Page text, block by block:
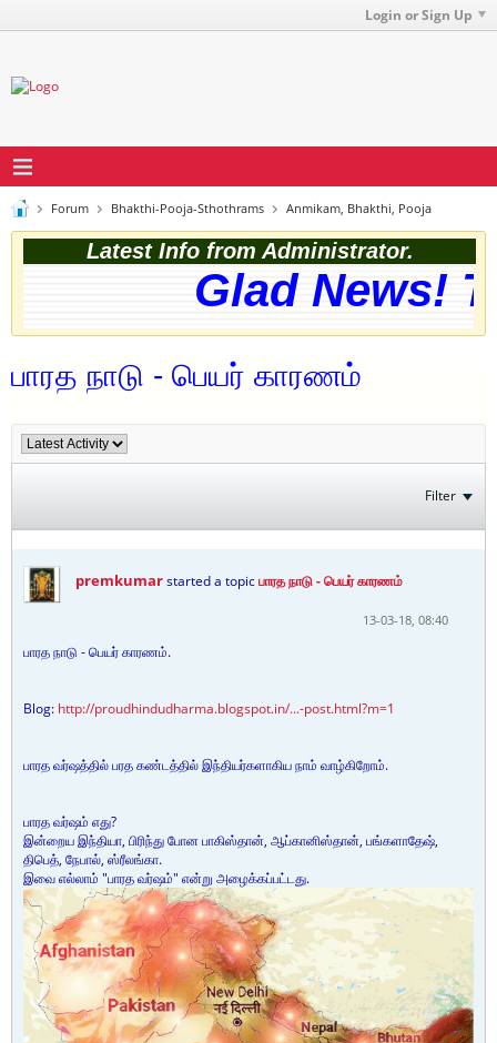
Login or Sign Up
Forum Bhakthi-Pooja-Sthothrams Anmikam, Bhakthi, Pooja
Latest Info from Administrator.
Glad News!
பாரத நாடு - பெயர் காரணம்
Filter
premkumarstarted a topicபாரத நாடு - பெயர் காரணம்
13-03-18, 08:40
பாரத நாடு - பெயர் காரணம்.
Blog: http://proudhindudharma.blogspot.in/...-post.html?m=1
பாரத வர்ஷத்தில் பரத கண்டத்தில் இந்தியர்களாகிய நாம் வாழ்கிறோம்.
பாரத வர்ஷம் எது?
இன்றைய இந்தியா, பிரிந்து போன பாகிஸ்தான், ஆப்கானிஸ்தான், பங்களாதேஷ்,
திபெத், நேபால், ஸ்ரீலங்கா.
இவை எல்லாம் "பாரத வர்ஷம்" என்று அழைக்கப்பட்டது.